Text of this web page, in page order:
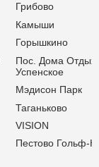
Грибово
Камыши
Горышкино
Пос. Дома
Успенское
Мэдисон Парк
Таганьково
VISION
Пестово Гольф-